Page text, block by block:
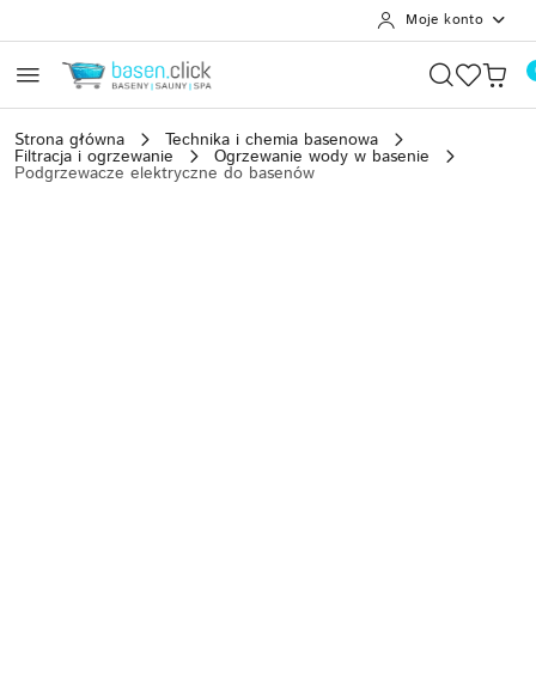
Moje konto
Strona główna Technika i chemia basenowa
Filtracja i ogrzewanie Ogrzewanie wody w basenie
Podgrzewacze elektryczne do basenów